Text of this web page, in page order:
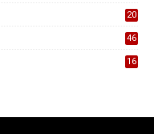
20
46
16